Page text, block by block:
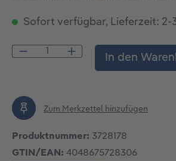
Sofort verfügbar, Lieferzeit: 2-
Produkt Anzahl: Gib den
In den
Zum Merkzettel hinzufügen
Produktnummer: 3728178
GTIN/EAN: 4048675728306